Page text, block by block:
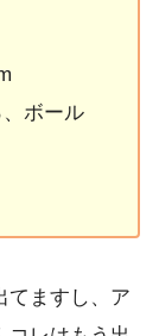
、ボール
てますし、ア